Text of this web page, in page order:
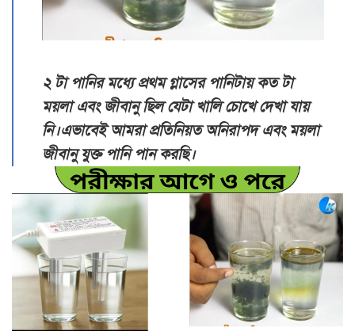
২ টা পানির মধ্যে প্রথম গ্লাসের পানিটায় কত টা
ময়লা এবং জীবানু ছিল যেটা খালি চোখে দেখা যায়
নি।এভাবেই আমরা প্রতিনিয়ত অনিরাপদ এবং ময়লা
জীবানু যুক্ত পানি পান করছি।